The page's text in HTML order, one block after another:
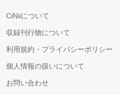
CiNiiについて
収録刊行物について
利用規約・プライバシーポリシー
個人情報の扱いについて
お問い合わせ